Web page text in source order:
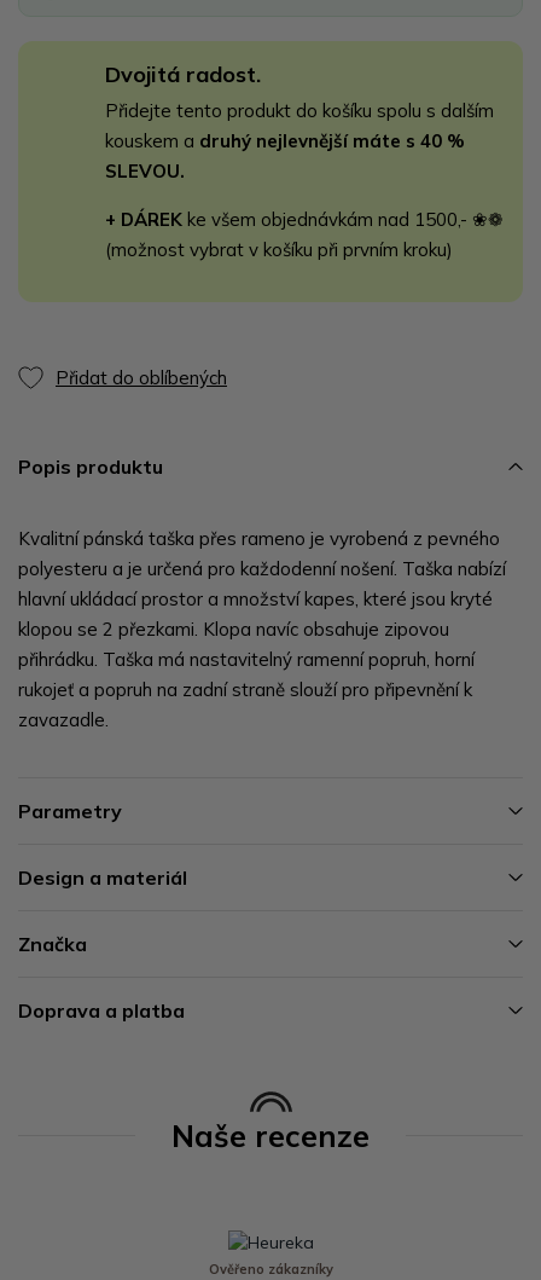
Dvojitá radost.
Přidejte tento produkt do košíku spolu s dalším
kouskem a druhý nejlevnější máte s 40 %
SLEVOU.
+ DÁREK ke všem objednávkám nad 1500,- ❀❁
(možnost vybrat v košíku při prvním kroku)
Přidat do oblíbených
Popis produktu
Kvalitní pánská taška přes rameno je vyrobená z pevného
polyesteru a je určená pro každodenní nošení. Taška nabízí
hlavní ukládací prostor a množství kapes, které jsou kryté
klopou se 2 přezkami. Klopa navíc obsahuje zipovou
přihrádku. Taška má nastavitelný ramenní popruh, horní
rukojeť a popruh na zadní straně slouží pro připevnění k
zavazadle.
Parametry
Design a materiál
Značka
Doprava a platba
Naše recenze
Ověřeno zákazníky